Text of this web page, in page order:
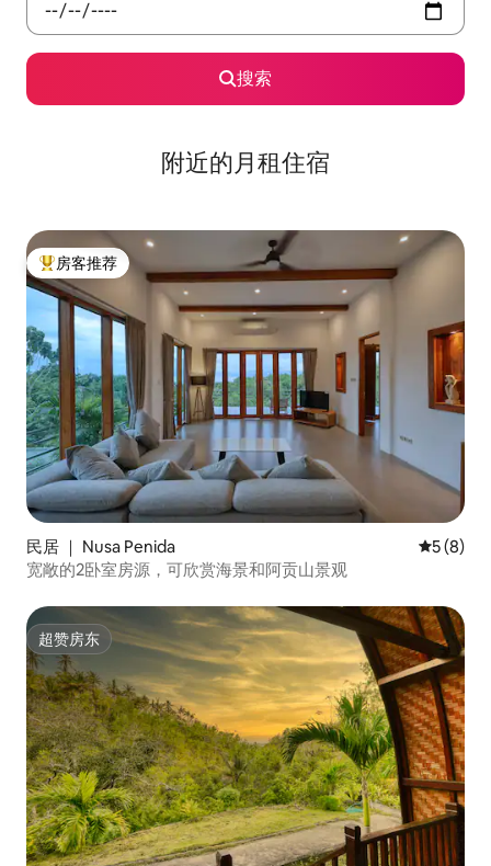
搜索
附近的月租住宿
热门「房客推荐」
房客推荐
民居 ｜ Nusa Penida 平均评分
5 (8)
宽敞的2卧室房源，可欣赏海景和阿贡山景观
超赞房东
超赞房东